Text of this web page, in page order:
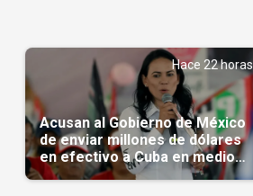
Hace 22 horas
Acusan al Gobierno de México
de enviar millones de dólares
en efectivo a Cuba en medio
de la crisis de la Isla